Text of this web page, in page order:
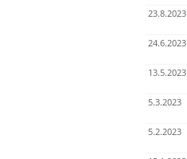
23.8.2023
24.6.2023
13.5.2023
5.3.2023
5.2.2023